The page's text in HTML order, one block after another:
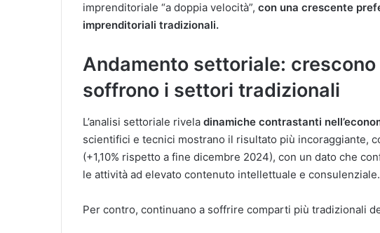
imprenditoriale “a doppia velocità”, con una crescente
imprenditoriali tradizionali.
Andamento settoriale:
soffrono i settori tradizionali
L’analisi settoriale rivela dinamiche contrastanti
scientifici e tecnici mostrano il risultato più incoraggiante,
(+1,10% rispetto a fine dicembre 2024), con un dato che
le attività ad elevato contenuto intellettuale e consulenziale.
Per contro, continuano a soffrire comparti più tradizionali